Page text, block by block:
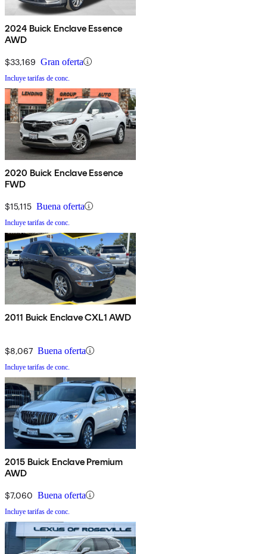
2024 Buick Enclave Essence
AWD
$33,169 Gran oferta
Incluye tarifas de conc.
2020 Buick Enclave Essence
FWD
$15,115 Buena oferta
Incluye tarifas de conc.
2011 Buick Enclave CXL1 AWD
$8,067 Buena oferta
Incluye tarifas de conc.
2015 Buick Enclave Premium
AWD
$7,060 Buena oferta
Incluye tarifas de conc.